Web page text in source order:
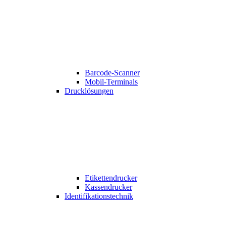
Barcode-Scanner
Mobil-Terminals
Drucklösungen
Etikettendrucker
Kassendrucker
Identifikationstechnik